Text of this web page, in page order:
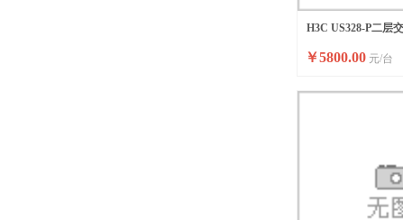
H3C US328-P二层
￥5800.00 元/台